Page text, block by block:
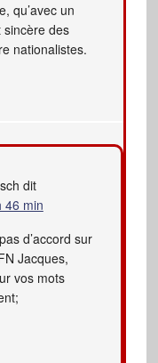
qu’avec un
sincère des
nationalistes.
dit
46 min
d’accord sur
Jacques,
vos mots